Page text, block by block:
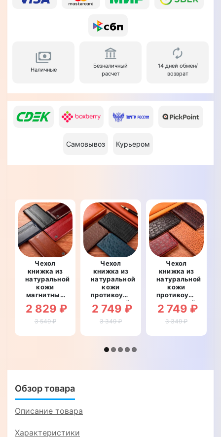
Наличные
Безналичный
расчет
14 дней обмен/
возврат
Самовывоз Курьером
Чехол
книжка из
натуральной
кожи
магнитный
противоударный
для Xiaomi
Redmi 9T
2 829 ₽
3 549 ₽
Чехол
книжка из
натуральной
кожи
противоударный
магнитный
для Xiaomi
Redmi 9T
2 749 ₽
3 349 ₽
Чехол
книжка из
натуральной
кожи
противоударный
магнитный
для Xiaomi
Redmi 9T
STONE"
2 749 ₽
3 349 ₽
Обзор товара
Описание товара
Характеристики